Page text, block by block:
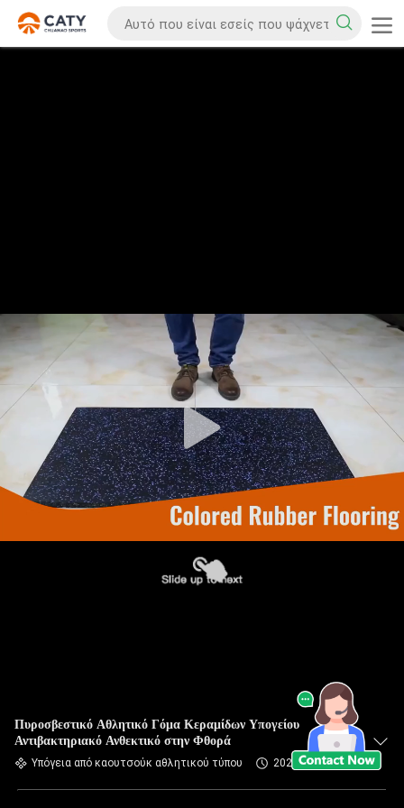
Πυροσβεστικό Αθλητικό Γόμα Κεραμίδων Υπογείου
Αντιβακτηριακό Ανθεκτικό στην Φθορά
Υπόγεια από καουτσούκ αθλητικού τύπου 2025-11-28